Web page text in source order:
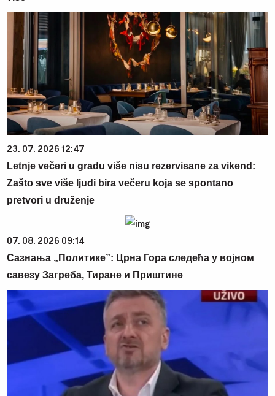
23. 07. 2026 12:47
Letnje večeri u gradu više nisu rezervisane za vikend:
Zašto sve više ljudi bira večeru koja se spontano
pretvori u druženje
07. 08. 2026 09:14
Сазнања „Политике”: Црна Гора следећа у војном
савезу Загреба, Тиране и Приштине